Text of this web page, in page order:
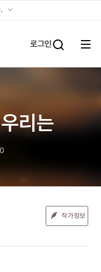
공식
로그인
전체
리는
댓글수
0